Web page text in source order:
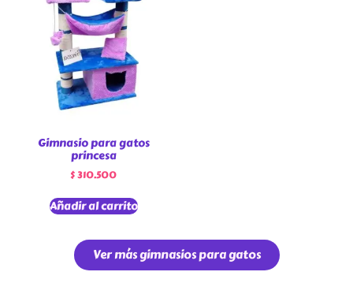
Gimnasio para gatos
princesa
$310.500
Añadir al carrito
Ver más gimnasios para gatos